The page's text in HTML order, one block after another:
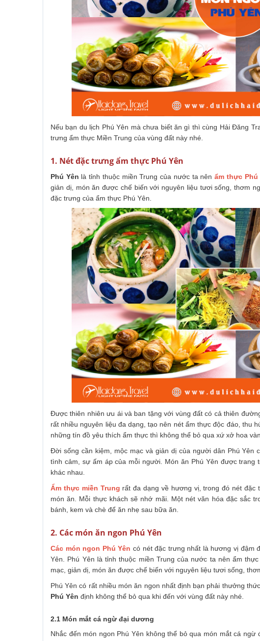
Nếu bạn du lịch Phú Yên mà chưa biết ăn gì thì cùng Hải Đăng
trưng ẩm thực Miền Trung của vùng đất này nhé.
1. Nét đặc trưng ẩm thực Phú Yên
Phú Yên là tỉnh thuộc miền Trung của nước ta nênẩm thực Phú
giản dị, món ăn được chế biến với nguyên liệu tươi sống, thơm
đặc trưng của ẩm thực Phú Yên.
Được thiên nhiên ưu ái và ban tặng với vùng đất có cả thiên
rất nhiều nguyên liệu đa dạng, tạo nên nét ẩm thực độc đáo, thu
những tín đồ yêu thích ẩm thực thì không thể bỏ qua xứ xở hoa
Đời sống cần kiệm, mộc mạc và giản dị của người dân Phú Yên
tình cảm, sự ấm áp của mỗi người. Món ăn Phú Yên được
khác nhau.
Ẩm thực miền Trung rất đa dạng về hương vị, trong đó nét
món ăn. Mỗi thực khách sẽ nhớ mãi. Một nét văn hóa đặc sắc
bánh, kem và chè để ăn nhẹ sau bữa ăn.
2. Các món ăn ngon Phú Yên
Các món ngon Phú Yên có nét đặc trưng nhất là hương vị đậm
Yên. Phú Yên là tỉnh thuộc miền Trung của nước ta nên ẩm
mạc, giản dị, món ăn được chế biến với nguyên liệu tươi sống,
Phú Yên có rất nhiều món ăn ngon nhất định bạn phải thưởng
Phú Yên định không thể bỏ qua khi đến với vùng đất này nhé.
2.1 Món mắt cá ngừ đại dương
Nhắc đến món ngon Phú Yên không thể bỏ qua món mắt cá